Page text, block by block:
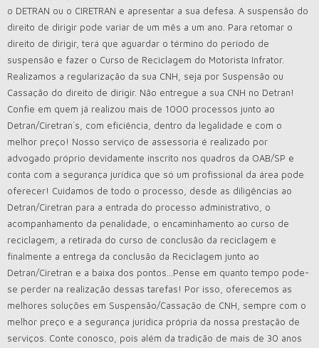
o DETRAN ou o CIRETRAN e apresentar a sua defesa. A suspensão do
direito de dirigir pode variar de um mês a um ano. Para retomar o
direito de dirigir, terá que aguardar o término do período de
suspensão e fazer o Curso de Reciclagem do Motorista Infrator.
Realizamos a regularização da sua CNH, seja por Suspensão ou
Cassação do direito de dirigir. Não entregue a sua CNH no Detran!
Confie em quem já realizou mais de 1000 processos junto ao
Detran/Ciretran´s, com eficiência, dentro da legalidade e com o
melhor preço! Nosso serviço de assessoria é realizado por
advogado próprio devidamente inscrito nos quadros da OAB/SP e
conta com a segurança jurídica que só um profissional da área pode
oferecer! Cuidamos de todo o processo, desde as diligências ao
Detran/Ciretran para a entrada do processo administrativo, o
acompanhamento da penalidade, o encaminhamento ao curso de
reciclagem, a retirada do curso de conclusão da reciclagem e
finalmente a entrega da conclusão da Reciclagem junto ao
Detran/Ciretran e a baixa dos pontos…Pense em quanto tempo pode-
se perder na realização dessas tarefas! Por isso, oferecemos as
melhores soluções em Suspensão/Cassação de CNH, sempre com o
melhor preço e a segurança jurídica própria da nossa prestação de
serviços. Conte conosco, pois além da tradição de mais de 30 anos